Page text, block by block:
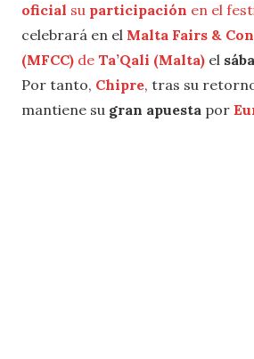
oficial su participación en el
celebrará en el Malta Fairs &
(MFCC) de Ta’Qali (Malta) el
Por tanto, Chipre, tras su
mantiene su gran apuesta por